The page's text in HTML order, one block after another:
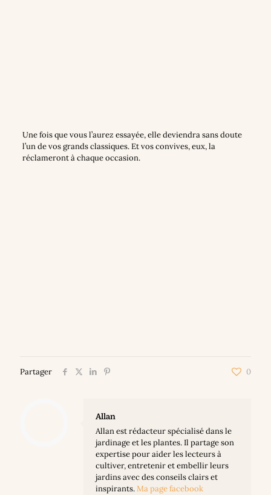
Une fois que vous l’aurez essayée, elle deviendra sans doute
l’un de vos grands classiques. Et vos convives, eux, la
réclameront à chaque occasion.
Partager 0
Allan
Allan est rédacteur spécialisé dans le
jardinage et les plantes. Il partage son
expertise pour aider les lecteurs à
cultiver, entretenir et embellir leurs
jardins avec des conseils clairs et
inspirants.Ma page facebook